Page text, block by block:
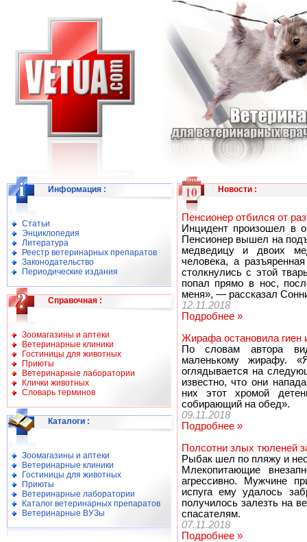
Информация :
Статьи
Энциклопедия
Литература
Реестр ветеринарных препаратов
Законодательство
Периодические издания
Справочная :
Зоомагазины и аптеки
Ветеринарные клиники
Гостиницы для животных
Приюты
Ветеринарные лаборатории
Клички животных
Словарь терминов
Каталоги :
Зоомагазины и аптеки
Ветеринарные клиники
Гостиницы для животных
Приюты
Ветеринарные лаборатории
Каталог ветеринарных препаратов
Ветеринарные ВУЗы
Новости:
Пенсионер отбился от
Инцидент произошел в
Пенсионер вышел на
медведицу и двоих
человека, а
столкнулись с этой
попал прямо в нос,
меня», — рассказал
12.11.2018
Подробнее »
Жирафа остановила гиен
По словам автора
маленькому жирафу.
оглядывается на
известно, что они
них этот хромой
собирающий на обед».
09.11.2018
Подробнее »
Полсотни злых тюленей
Рыбак шел по пляжу и
Млекопитающие
агрессивно. Мужчине
испуга ему удалось
получилось залезть на
спасателям.
07.11.2018
Подробнее »